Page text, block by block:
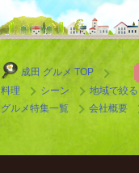
成田 グルメ TOP
料理
シーン 地域で絞る
グルメ特集一覧
会社概要